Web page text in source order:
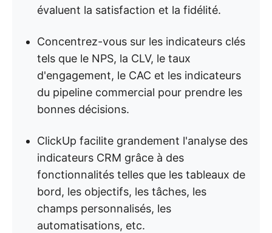
évaluent la satisfaction et la fidélité.
Concentrez-vous sur les indicateurs clés
tels que le NPS, la CLV, le taux
d'engagement, le CAC et les indicateurs
du pipeline commercial pour prendre les
bonnes décisions.
ClickUp facilite grandement l'analyse des
indicateurs CRM grâce à des
fonctionnalités telles que les tableaux de
bord, les objectifs, les tâches, les
champs personnalisés, les
automatisations, etc.